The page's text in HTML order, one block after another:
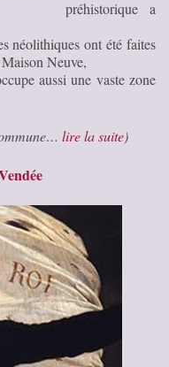
préhistorique a
néolithiques ont été faites
Neuve,
aussi une vaste zone
lire la suite)